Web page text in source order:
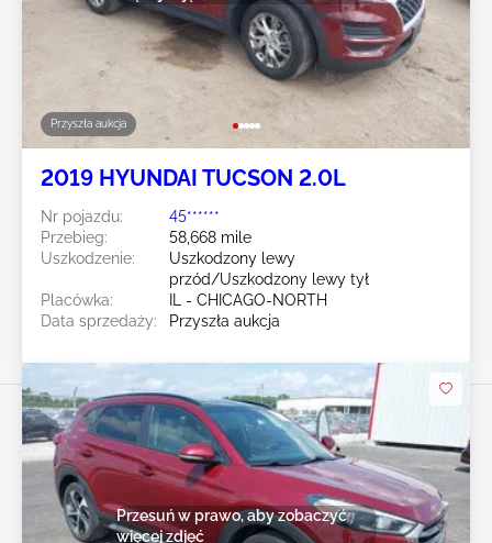
Przyszła aukcja
2019 HYUNDAI TUCSON 2.0L
Nr pojazdu:
45******
Przebieg:
58,668 mile
Uszkodzenie:
Uszkodzony lewy
przód/Uszkodzony lewy tył
Placówka:
IL - CHICAGO-NORTH
Data sprzedaży:
Przyszła aukcja
Przesuń w prawo, aby zobaczyć
więcej zdjęć